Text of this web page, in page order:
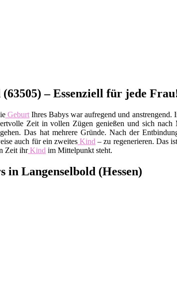
– Essenziell für jede
GeburtIhres Babys war aufregend und anstrengend.
Zeit in vollen Zügen genießen und sich
Das hat mehrere Gründe. Nach der
auch für ein zweitesKind – zu regenerieren. Das
Zeit ihrKind im Mittelpunkt steht.
Langenselbold (Hessen)